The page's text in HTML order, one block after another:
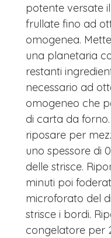
potente versate
frullate fino ad
omogenea.
una planetaria
restanti
necessario ad
omogeneo che
di carta da
riposare per
uno spessore di
delle strisce.
minuti poi
microforato del
strisce i bordi.
congelatore per